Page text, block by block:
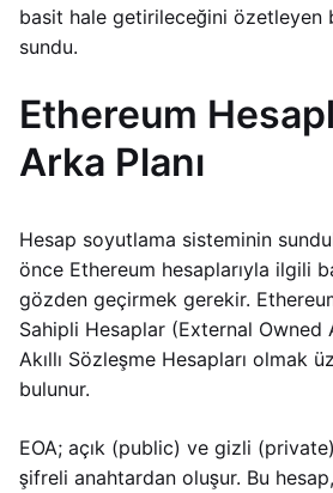
basit hale getirileceğini
sundu.
Ethereum
Arka Planı
Hesap soyutlama sisteminin
önce Ethereum hesaplarıyla ilgili
gözden geçirmek gerekir.
Sahipli Hesaplar (External Owned
Akıllı Sözleşme Hesapları olmak
bulunur.
EOA; açık (public) ve gizli
şifreli anahtardan oluşur. Bu hesap,